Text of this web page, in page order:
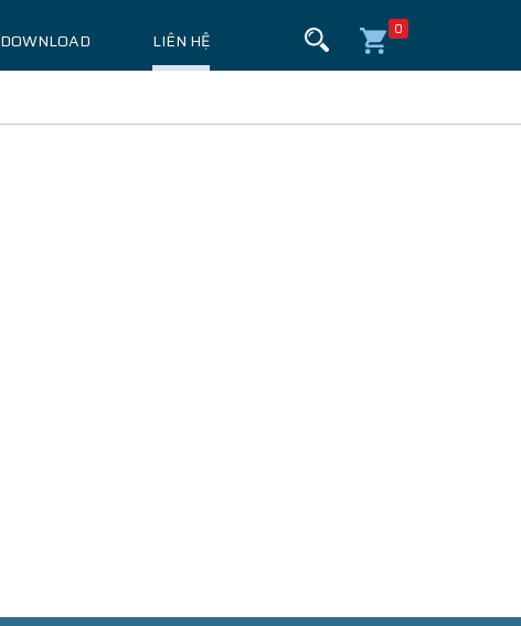
DOWNLOAD LIÊN HỆ
0